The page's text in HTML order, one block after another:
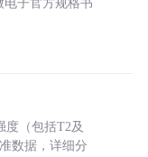
电子官方规格书
度（包括T2及
数据，详细分